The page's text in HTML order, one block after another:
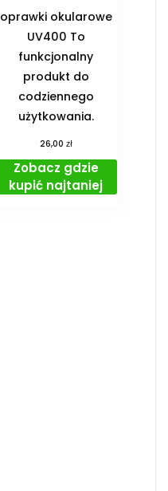
oprawki okularowe
UV400 To
funkcjonalny
produkt do
codziennego
użytkowania.
26,00 zł
Zobacz gdzie
kupić najtaniej